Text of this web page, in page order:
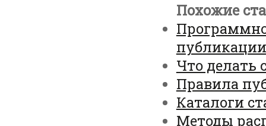
Похожие
Что делать
Правила
Каталоги
Методы